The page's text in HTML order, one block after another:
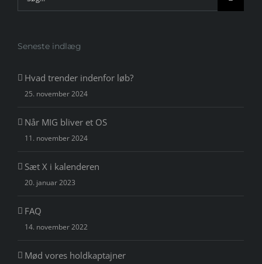
efter:
Seneste indlæg
Hvad trender indenfor løb?
25. november 2024
Når MIG bliver et OS
11. november 2024
Sæt X i kalenderen
20. januar 2023
FAQ
14. november 2022
Mød vores holdkaptajner